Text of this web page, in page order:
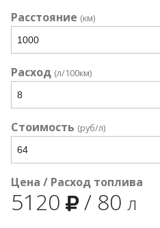
Расстояние (км)
Расход (л/100км)
Стоимость (руб/л)
Цена / Расход топлива
5120 / 80 л